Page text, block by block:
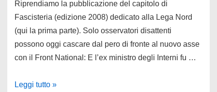
Riprendiamo la pubblicazione del capitolo di
Fascisteria (edizione 2008) dedicato alla Lega Nord
(qui la prima parte). Solo osservatori disattenti
possono oggi cascare dal pero di fronte al nuovo asse
con il Front National: E l’ex ministro degli Interni fu …
Nello
Leggi tutto »